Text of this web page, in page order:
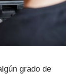
grado de